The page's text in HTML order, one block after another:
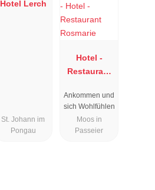
Hotel Lerch
St. Johann im
Pongau
Hotel -
Restaurant
Ankommen und
sich Wohlfühlen
Moos in
Passeier